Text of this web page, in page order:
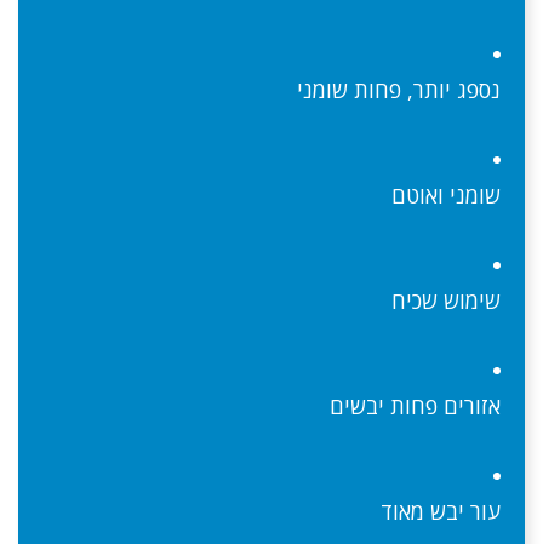
נספג יותר, פחות שומני
שומני ואוטם
שימוש שכיח
אזורים פחות יבשים
עור יבש מאוד